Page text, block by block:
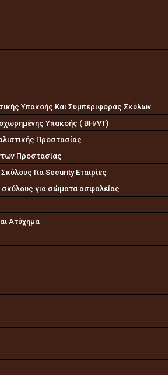
Υπακοής Και Συμπεριφοράς Σκύλων
Υπακοής ( BH/VT)
Προστασίας
Προστασίας
Για Security Εταιρίες
σκύλους για σώματα ασφαλείας
Ατύχημα